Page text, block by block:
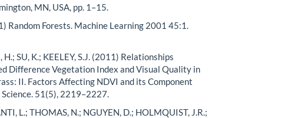
MN, USA, pp. 1–15.
Random Forests. Machine Learning 2001 45:1.
H.; SU, K.; KEELEY, S.J. (2011) Relationships
Difference Vegetation Index and Visual Quality in
II. Factors Affecting NDVI and its Component
51(5), 2219–2227.
L.; THOMAS, N.; NGUYEN, D.; HOLMQUIST, J.R.;